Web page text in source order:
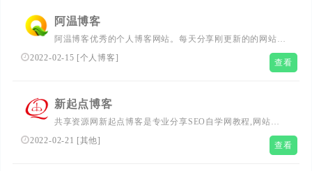
阿温博客
阿温博客优秀的个人博客网站。每天分享刚更新的的网站源
码，博客程序，博客模板，插件分享，活动线报，努力打造
2022-02-15 [个人博客] 查看
新起点博客
共享资源网新起点博客是专业分享SEO自学网教程,网站源
码下载,技术分享,个人博客主题,web前端开发,wordpress建
站教程,cms建站教程,网站插件,个人博客模板,精品软件下载
2022-02-21 [其他] 查看